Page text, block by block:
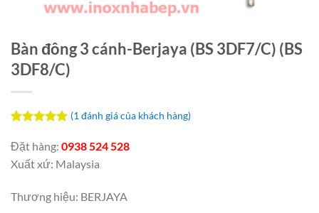
Bàn đông 3 cánh-Berjaya (BS 3DF7/C) (BS
3DF8/C)
dựa trên
đánh giá
(1 đánh giá của khách hàng)
Đặt hàng: 0938 524 528
Xuất xứ: Malaysia
Thương hiệu: BERJAYA